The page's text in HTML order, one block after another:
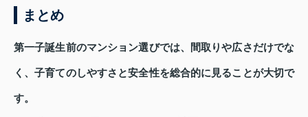
まとめ
第一子誕生前のマンション選びでは、間取りや広さだけでな
く、子育てのしやすさと安全性を総合的に見ることが大切で
す。